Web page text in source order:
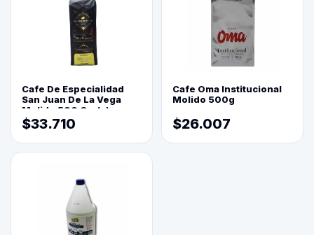
Cafe De Especialidad
San Juan De La Vega
Molido 500 Grs(=)
$33.710
Cafe Oma Institucional
Molido 500g
$26.007